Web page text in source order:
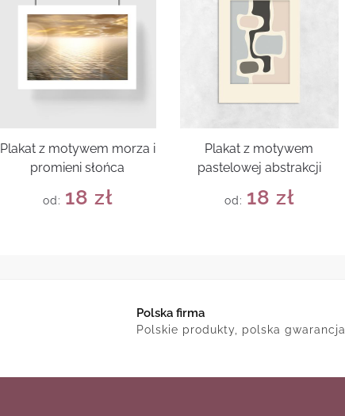
Plakat z motywem morza i
promieni słońca
od: 18 zł
Plakat z motywem
pastelowej abstrakcji
od: 18 zł
Polska firma
Polskie produkty, polska gwarancja